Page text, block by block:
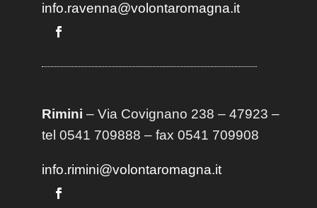
info.ravenna@volontaromagna.it
Rimini – Via Covignano 238 – 47923 –
tel 0541 709888 – fax 0541 709908
info.rimini@volontaromagna.it